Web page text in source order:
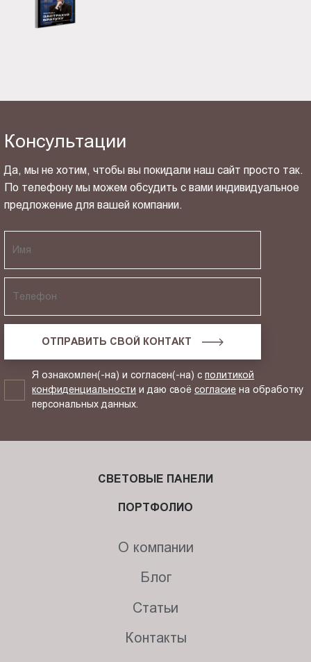
Консультации
Да, мы не хотим, чтобы вы покидали наш сайт просто так.
По телефону мы можем обсудить с вами индивидуальное
предложение для вашей компании.
ОТПРАВИТЬ СВОЙ КОНТАКТ
Я ознакомлен(-на) и согласен(-на) сполитикой
конфиденциальности и даю своёсогласие на обработку
персональных данных.
СВЕТОВЫЕ ПАНЕЛИ
ПОРТФОЛИО
О компании
Блог
Статьи
Контакты